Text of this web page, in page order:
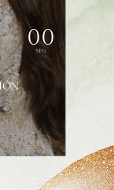
00
Seg